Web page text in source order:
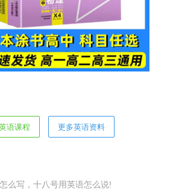
语课程 更多英语资料
么写，十八号用英语怎么说!